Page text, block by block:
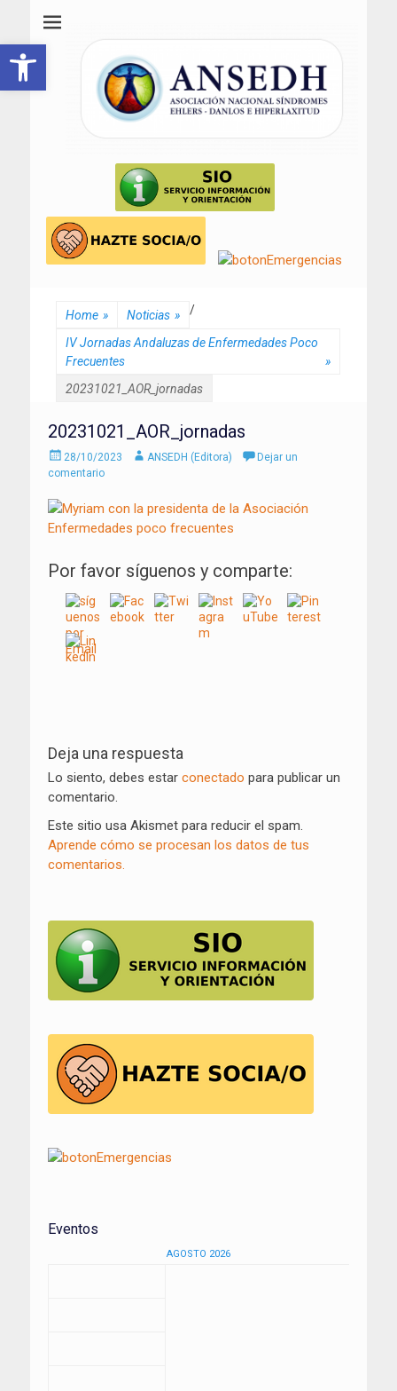
Abrir barra de herramientas
Home » Noticias » /
IV Jornadas Andaluzas de Enfermedades Poco
Frecuentes
»
20231021_AOR_jornadas
20231021_AOR_jornadas
Enviado
el
28/10/2023 AutorANSEDH (Editora)
Dejar un
comentario
Por favor síguenos y comparte:
de
entradas
Deja una respuesta
Lo siento, debes estar conectado para publicar un
comentario.
Este sitio usa Akismet para reducir el spam.
Aprende cómo se procesan los datos de tus
comentarios.
Eventos
AGOSTO 2026